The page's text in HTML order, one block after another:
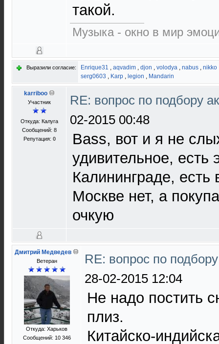
такой.
Музыка - окно в мир
Выразили согласие: Enrique31 , aqvadim , djon , volodya , nabus , nikko
serg0603 , Karp , legion , Mandarin
karriboo
Участник
Откуда: Калуга
Сообщений: 8
Репутация: 0
RE: вопрос по подбору
02-2015 00:48
Bass, вот и я не
удивительное, есть
Калининграде, есть
Москве нет, а
очкую
Дмитрий Медведев
Ветеран
Откуда: Харьков
Сообщений: 10 346
RE: вопрос по
28-02-2015 12:04
Не надо постить
плиз.
Китайско-